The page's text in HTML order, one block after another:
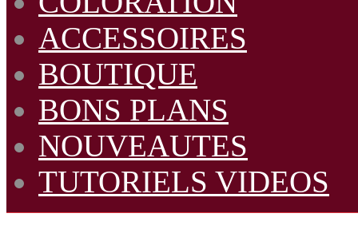
ACCESSOIRES
BOUTIQUE
BONS PLANS
NOUVEAUTES
TUTORIELS VIDEOS